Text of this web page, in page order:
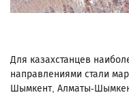
Для казахстанцев
направлениями стали
Шымкент, Алматы-